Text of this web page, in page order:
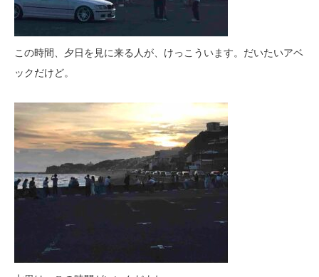
この時間、夕日を見に来る人が、けっこういます。だいたいアベ
ックだけど。